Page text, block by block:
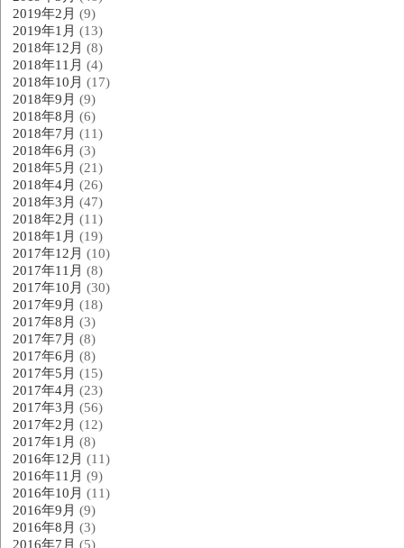
2019年2月 (9)
2019年1月 (13)
2018年12月 (8)
2018年11月 (4)
2018年10月 (17)
2018年9月 (9)
2018年8月 (6)
2018年7月 (11)
2018年6月 (3)
2018年5月 (21)
2018年4月 (26)
2018年3月 (47)
2018年2月 (11)
2018年1月 (19)
2017年12月 (10)
2017年11月 (8)
2017年10月 (30)
2017年9月 (18)
2017年8月 (3)
2017年7月 (8)
2017年6月 (8)
2017年5月 (15)
2017年4月 (23)
2017年3月 (56)
2017年2月 (12)
2017年1月 (8)
2016年12月 (11)
2016年11月 (9)
2016年10月 (11)
2016年9月 (9)
2016年8月 (3)
2016年7月 (5)